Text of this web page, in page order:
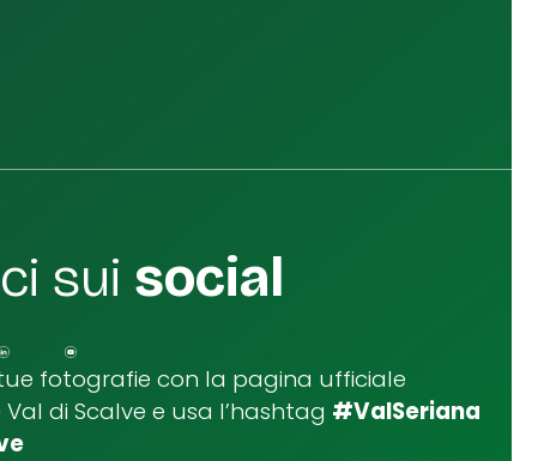
sui social
fotografie con la pagina ufficiale
di Scalve e usa l’hashtag #ValSeriana